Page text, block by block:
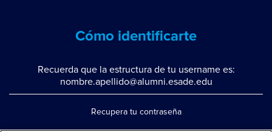
Cómo identificarte
Recuerda que la estructura de tu username es:
nombre.apellido@alumni.esade.edu
Recupera tu contraseña